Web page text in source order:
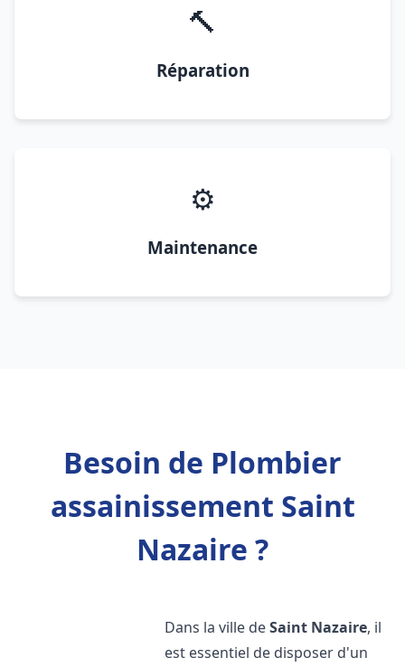
🔨
Réparation
⚙️
Maintenance
Besoin de Plombier
assainissement Saint
Nazaire ?
Dans la ville deSaint Nazaire, il
est essentiel de disposer d'un